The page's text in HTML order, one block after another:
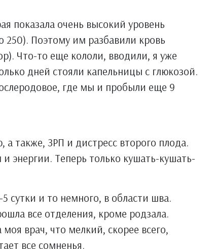
показала очень высокий уровень
250). Поэтому им разбавили кровь
Что-то еще кололи, вводили, я уже
дней стояли капельницы с глюкозой.
где мы и пробыли еще 9
также, ЗРП и дистресс второго плода.
энергии. Теперь только кушать-кушать-
сутки и то немного, в области шва.
все отделения, кроме родзала.
врач, что мелкий, скорее всего,
все сомненья.